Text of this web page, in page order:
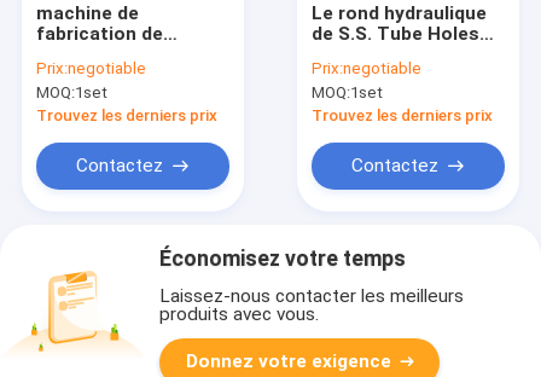
machine de
fabrication de
de la machine 5.5KW
de serrurier en métal
90T
Prix:negotiable
MOQ:1set
Trouvez les derniers prix
Contactez
Le rond hydraulique
de S.S. Tube Holes
commande
numérique par
ordinateur siffle la
Prix:negotiable
MOQ:1set
Trouvez les derniers prix
Contactez
Économisez votre temps
Laissez-nous contacter les meilleurs
produits avec vous.
Donnez votre exigence